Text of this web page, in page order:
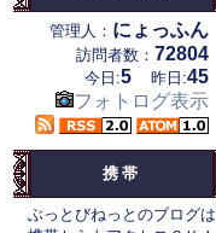
管理人： にょっふん
訪問者数： 72804
今日:5 昨日:45
フォトログ表示
携帯
ぶっとびねっとのブログは